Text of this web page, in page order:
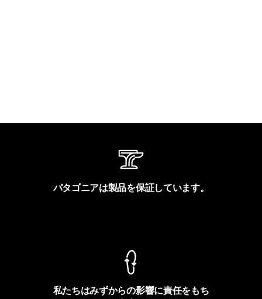
パタゴニアは製品を保証しています。
私たちはみずからの影響に責任をもち